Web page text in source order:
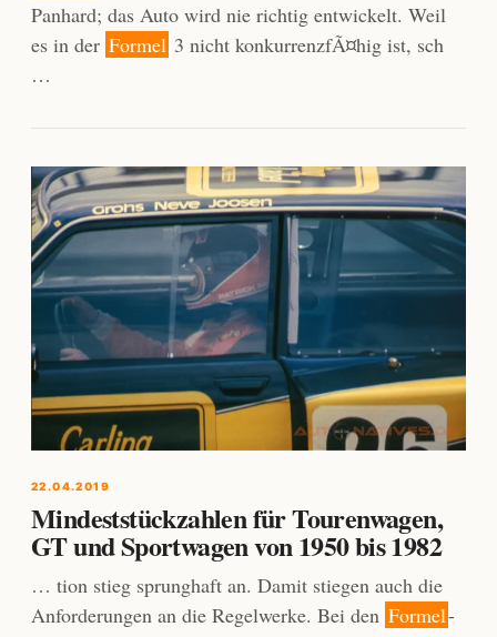
Panhard; das Auto wird nie richtig entwickelt. Weil
es in der Formel 3 nicht konkurrenzfÃ¤hig ist, sch
…
22.04.2019
Mindeststückzahlen für Tourenwagen,
GT und Sportwagen von 1950 bis 1982
… tion stieg sprunghaft an. Damit stiegen auch die
Anforderungen an die Regelwerke. Bei den Formel-